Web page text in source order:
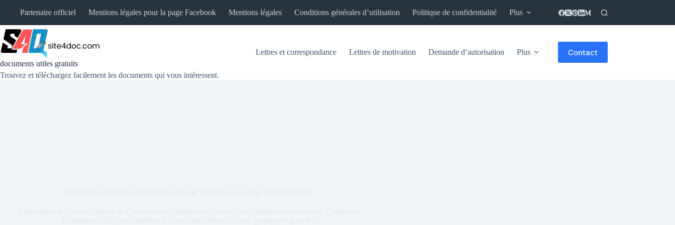
Partenaire officiel Mentions légales pour la page Facebook Mentions légales Conditions générales d’utilisation Politique de confidentialité Plus
documents utiles gratuits
Trouvez et téléchargez facilement les documents qui vous intéressent.
Lettres et correspondance Lettres de motivation Demande d’autorisation Plus Contact